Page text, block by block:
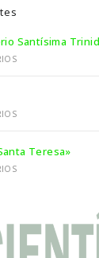
Santísima
Teresa»